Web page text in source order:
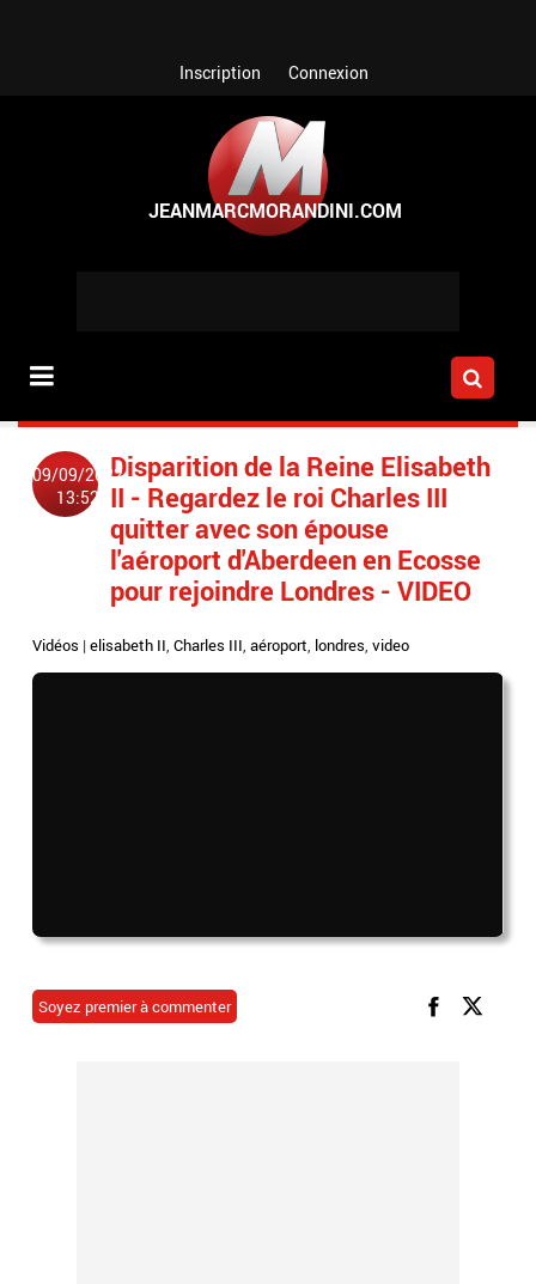
Inscription Connexion
09/09/2022
13:52
Disparition de la Reine Elisabeth
II - Regardez le roi Charles III
quitter avec son épouse
l'aéroport d'Aberdeen en Ecosse
pour rejoindre Londres - VIDEO
Vidéos |elisabeth II,Charles III,aéroport, londres,video
Soyez premier à commenter